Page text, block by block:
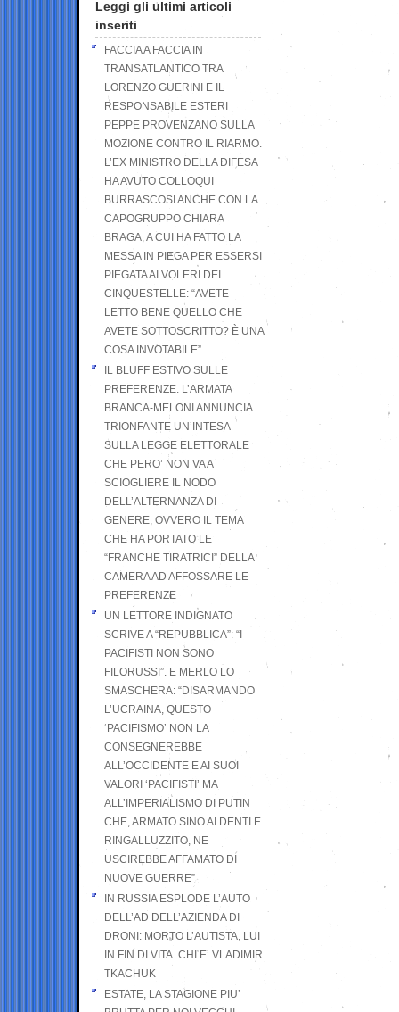
Leggi gli ultimi articoli
inseriti
FACCIA A FACCIA IN
TRANSATLANTICO TRA
LORENZO GUERINI E IL
RESPONSABILE ESTERI
PEPPE PROVENZANO SULLA
MOZIONE CONTRO IL RIARMO.
L’EX MINISTRO DELLA DIFESA
HA AVUTO COLLOQUI
BURRASCOSI ANCHE CON LA
CAPOGRUPPO CHIARA
BRAGA, A CUI HA FATTO LA
MESSA IN PIEGA PER ESSERSI
PIEGATA AI VOLERI DEI
CINQUESTELLE: “AVETE
LETTO BENE QUELLO CHE
AVETE SOTTOSCRITTO? È UNA
COSA INVOTABILE”
IL BLUFF ESTIVO SULLE
PREFERENZE. L’ARMATA
BRANCA-MELONI ANNUNCIA
TRIONFANTE UN’INTESA
SULLA LEGGE ELETTORALE
CHE PERO’ NON VA A
SCIOGLIERE IL NODO
DELL’ALTERNANZA DI
GENERE, OVVERO IL TEMA
CHE HA PORTATO LE
“FRANCHE TIRATRICI” DELLA
CAMERA AD AFFOSSARE LE
PREFERENZE
UN LETTORE INDIGNATO
SCRIVE A “REPUBBLICA”: “I
PACIFISTI NON SONO
FILORUSSI”. E MERLO LO
SMASCHERA: “DISARMANDO
L’UCRAINA, QUESTO
‘PACIFISMO’ NON LA
CONSEGNEREBBE
ALL’OCCIDENTE E AI SUOI
VALORI ‘PACIFISTI’ MA
ALL’IMPERIALISMO DI PUTIN
CHE, ARMATO SINO AI DENTI E
RINGALLUZZITO, NE
USCIREBBE AFFAMATO DI
NUOVE GUERRE”
IN RUSSIA ESPLODE L’AUTO
DELL’AD DELL’AZIENDA DI
DRONI: MORTO L’AUTISTA, LUI
IN FIN DI VITA. CHI E’ VLADIMIR
TKACHUK
ESTATE, LA STAGIONE PIU’